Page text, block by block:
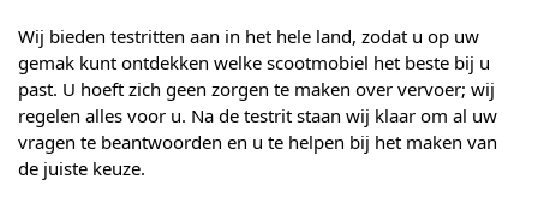
Wij bieden testritten aan in het hele land, zodat u op uw
gemak kunt ontdekken welke scootmobiel het beste bij u
past. U hoeft zich geen zorgen te maken over vervoer; wij
regelen alles voor u. Na de testrit staan wij klaar om al uw
vragen te beantwoorden en u te helpen bij het maken van
de juiste keuze.